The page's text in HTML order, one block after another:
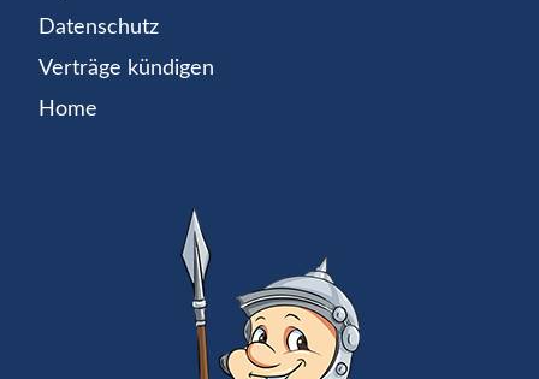
Datenschutz
Verträge kündigen
Home